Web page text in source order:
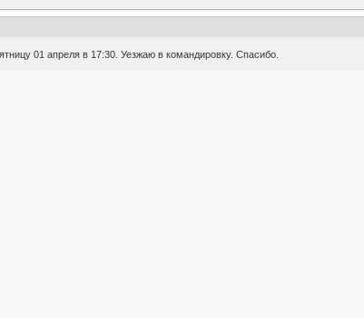
01 апреля в 17:30. Уезжаю в командировку. Спасибо.